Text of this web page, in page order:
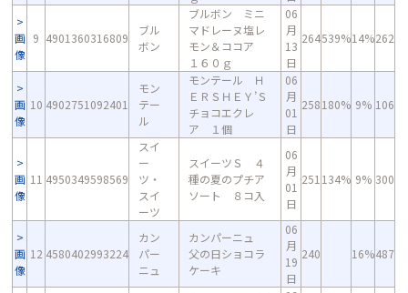
画
像
9 4901360316809
ブル
ボン
ブルボン ミニ
マドレーヌ塩レ
モン＆ココア
１６０ｇ
06
月
13
日
264539%14%262
画
像
10 4902751092401
モン
テー
ル
モンテール Ｈ
ＥＲＳＨＥＹ’Ｓ
チョコエクレ
ア １個
06
月
01
日
258180% 9% 106
画
像
11 4950349598569
スイ
ー
ツ・
スイ
ーツ
スイーツＳ ４
種の夏のプチア
ソート ８コ入
06
月
01
日
251 134% 9% 300
画
像
12 4580402993224
カン
パー
ニュ
カンパーニュ
父の日ショコラ
ケーキ
06
月
19
日
240 16%487